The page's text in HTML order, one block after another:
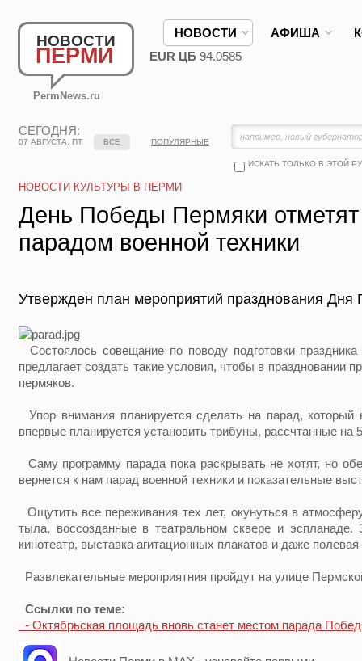
НОВОСТИ
ПЕРМИ
PermNews.ru
НОВОСТИ АФИША
EUR ЦБ 94.0585
СЕГОДНЯ:
07 АВГУСТА, ПТ
ИСКАТЬ ТОЛЬКО В ЭТОЙ
ВСЕ ПОПУЛЯРНЫЕ
НОВОСТИ КУЛЬТУРЫ В ПЕРМИ
День Победы Пермяки
парадом военной техники
Утвержден план мероприятий празднования Дня
Состоялось совещание по поводу подготовки
предлагает создать такие условия, чтобы в праздновании
пермяков.
Упор внимания планируется сделать на парад,
впервые планируется установить трибуны, рассчтанные на
Саму программу парада пока раскрывать не хотят, но
вернется к нам парад военной техники и показательные
Ощутить все переживания тех лет, окунуться в
тыла, воссозданные в театральном сквере и эспланаде.
кинотеатр, выставка агитационных плакатов и даже полевая
Развлекательные мероприятния пройдут на улице
Ссылки по теме:
- Октябрьская площадь вновь станет местом парада